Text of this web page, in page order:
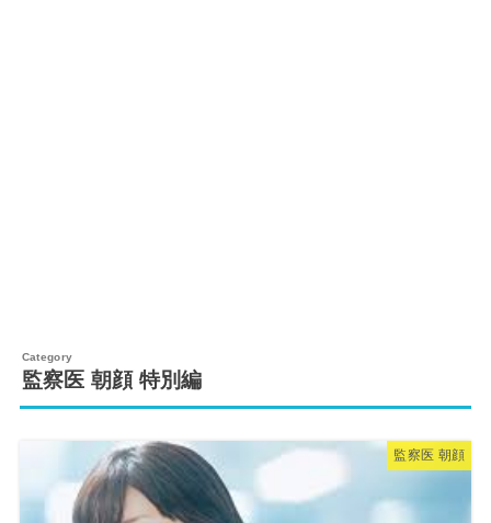
監察医 朝顔 特別編
監察医 朝顔